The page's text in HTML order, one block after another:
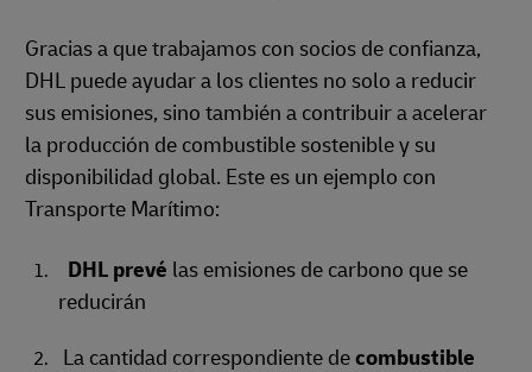
Gracias a que trabajamos con socios de confianza,
DHL puede ayudar a los clientes no solo a reducir
sus emisiones, sino también a contribuir a acelerar
la producción de combustible sostenible y su
disponibilidad global. Este es un ejemplo con
Transporte Marítimo:
DHL prevé las emisiones de carbono que se
reducirán
La cantidad correspondiente decombustible